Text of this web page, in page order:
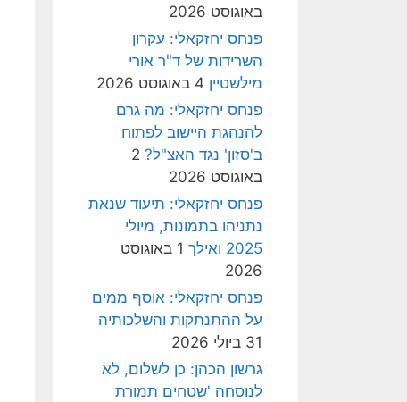
באוגוסט 2026
פנחס יחזקאלי: עקרון
השרידות של ד"ר אורי
מילשטיין 4 באוגוסט 2026
פנחס יחזקאלי: מה גרם
להנהגת היישוב לפתוח
ב'סזון' נגד האצ"ל? 2
באוגוסט 2026
פנחס יחזקאלי: תיעוד שנאת
נתניהו בתמונות, מיולי
2025 ואילך
1 באוגוסט
2026
פנחס יחזקאלי: אוסף ממים
על ההתנתקות והשלכותיה
31 ביולי 2026
גרשון הכהן: כן לשלום, לא
לנוסחה 'שטחים תמורת